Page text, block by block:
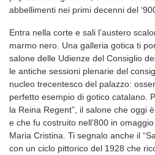
abbellimenti nei primi decenni del
Entra nella corte e sali l’austero
marmo nero. Una galleria gotica ti
salone delle Udienze del Consiglio
le antiche sessioni plenarie del
nucleo trecentesco del palazzo:
perfetto esempio di gotico catalano.
la Reina Regent”, il salone che oggi
e che fu costruito nell’800 in
Maria Cristina. Ti segnalo anche il
con un ciclo pittorico del 1928 che